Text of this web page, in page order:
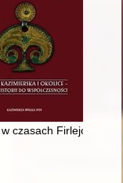
do Wincentego
czasach Firlejów